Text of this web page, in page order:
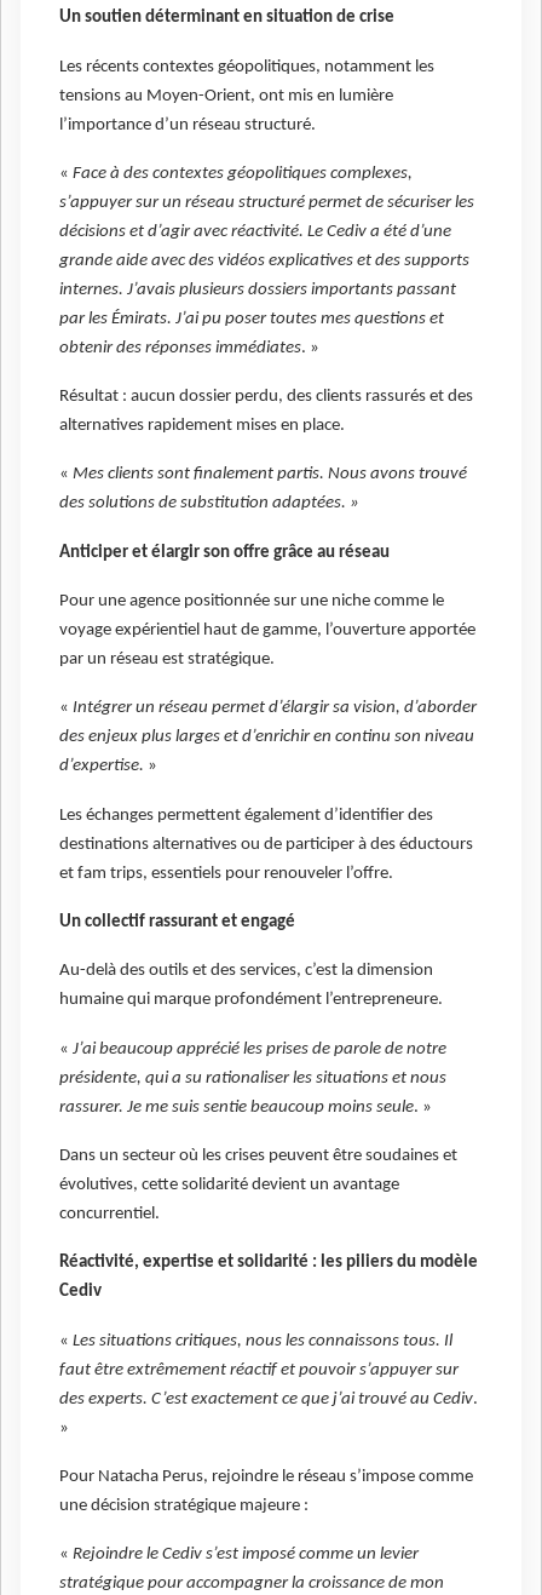
Un soutien déterminant en situation de crise
Les récents contextes géopolitiques, notamment les
tensions au Moyen-Orient, ont mis en lumière
l’importance d’un réseau structuré.
« Face à des contextes géopolitiques complexes,
s’appuyer sur un réseau structuré permet de sécuriser les
décisions et d’agir avec réactivité. Le Cediv a été d’une
grande aide avec des vidéos explicatives et des supports
internes. J’avais plusieurs dossiers importants passant
par les Émirats. J’ai pu poser toutes mes questions et
obtenir des réponses immédiates. »
Résultat : aucun dossier perdu, des clients rassurés et des
alternatives rapidement mises en place.
« Mes clients sont finalement partis. Nous avons trouvé
des solutions de substitution adaptées. »
Anticiper et élargir son offre grâce au réseau
Pour une agence positionnée sur une niche comme le
voyage expérientiel haut de gamme, l’ouverture apportée
par un réseau est stratégique.
« Intégrer un réseau permet d’élargir sa vision, d’aborder
des enjeux plus larges et d’enrichir en continu son niveau
d’expertise. »
Les échanges permettent également d’identifier des
destinations alternatives ou de participer à des éductours
et fam trips, essentiels pour renouveler l’offre.
Un collectif rassurant et engagé
Au-delà des outils et des services, c’est la dimension
humaine qui marque profondément l’entrepreneure.
« J’ai beaucoup apprécié les prises de parole de notre
présidente, qui a su rationaliser les situations et nous
rassurer. Je me suis sentie beaucoup moins seule. »
Dans un secteur où les crises peuvent être soudaines et
évolutives, cette solidarité devient un avantage
concurrentiel.
Réactivité, expertise et solidarité : les piliers du modèle
Cediv
« Les situations critiques, nous les connaissons tous. Il
faut être extrêmement réactif et pouvoir s’appuyer sur
des experts. C’est exactement ce que j’ai trouvé au Cediv.
»
Pour Natacha Perus, rejoindre le réseau s’impose comme
une décision stratégique majeure :
« Rejoindre le Cediv s’est imposé comme un levier
stratégique pour accompagner la croissance de mon